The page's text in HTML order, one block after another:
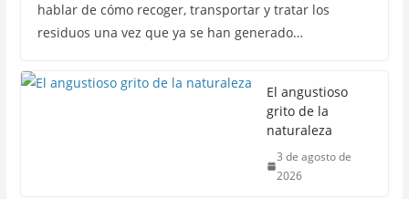
hablar de cómo recoger, transportar y tratar los
residuos una vez que ya se han generado…
El angustioso
grito de la
naturaleza
3 de agosto de
2026